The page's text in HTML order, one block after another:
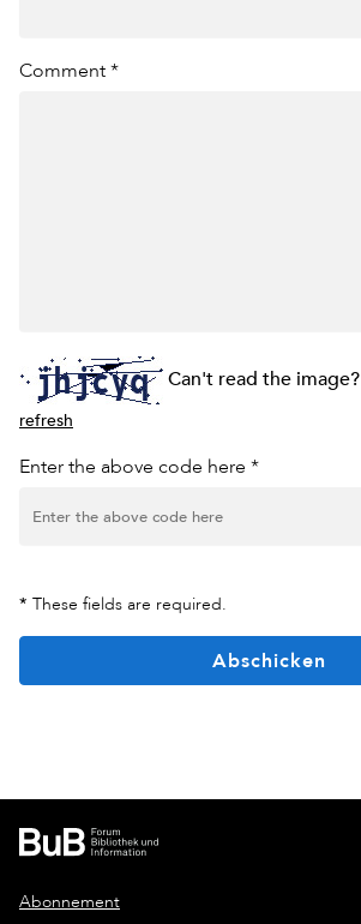
Comment *
Can't read the image?
refresh
Enter the above code here *
* These fields are required.
Abschicken
Abonnement